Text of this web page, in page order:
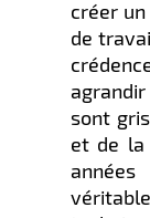
créer
de
sont
et de la